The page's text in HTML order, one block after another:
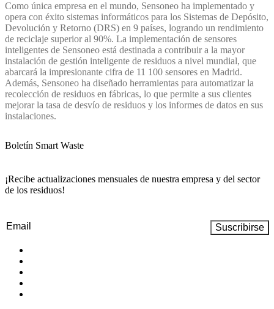
Como única empresa en el mundo, Sensoneo ha implementado y
opera con éxito sistemas informáticos para los Sistemas de Depósito,
Devolución y Retorno (DRS) en 9 países, logrando un rendimiento
de reciclaje superior al 90%. La implementación de sensores
inteligentes de Sensoneo está destinada a contribuir a la mayor
instalación de gestión inteligente de residuos a nivel mundial, que
abarcará la impresionante cifra de 11 100 sensores en Madrid.
Además, Sensoneo ha diseñado herramientas para automatizar la
recolección de residuos en fábricas, lo que permite a sus clientes
mejorar la tasa de desvío de residuos y los informes de datos en sus
instalaciones.
Boletín Smart Waste
¡Recibe actualizaciones mensuales de nuestra empresa y del sector
de los residuos!
Email(Obligatorio)